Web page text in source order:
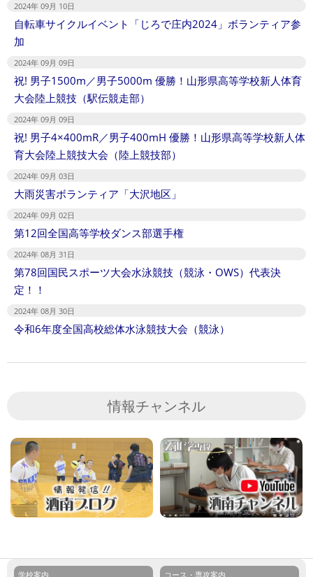
2024年 09月 10日
自転車サイクルイベント「じろで庄内2024」ボランティア参
加
2024年 09月 09日
祝! 男子1500m／男子5000m 優勝！山形県高等学校新人体育
大会陸上競技（駅伝競走部）
2024年 09月 09日
祝! 男子4×400mR／男子400mH 優勝！山形県高等学校新人体
育大会陸上競技大会（陸上競技部）
2024年 09月 03日
大雨災害ボランティア「大沢地区」
2024年 09月 02日
第12回全国高等学校ダンス部選手権
2024年 08月 31日
第78回国民スポーツ大会水泳競技（競泳・OWS）代表決
定！！
2024年 08月 30日
令和6年度全国高校総体水泳競技大会（競泳）
情報チャンネル
学校案内
コース・専攻案内